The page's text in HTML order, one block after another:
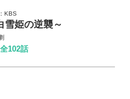
KBS
雪姫の逆襲～
102話